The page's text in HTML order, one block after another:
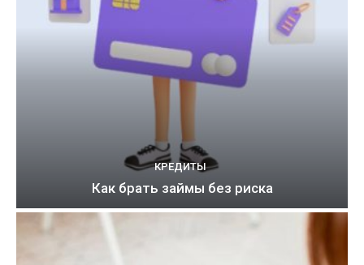
КРЕДИТЫ
Как брать займы без риска